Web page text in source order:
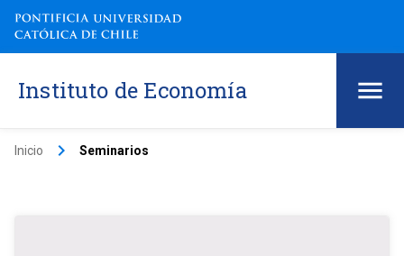
Instituto de Economía
Inicio keyboard_arrow_right Seminarios